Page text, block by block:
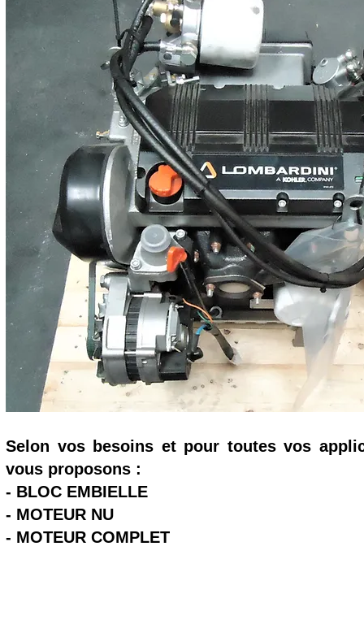
Selon vos besoins et pour toutes vos
vous proposons :
- BLOC EMBIELLE
- MOTEUR NU
- MOTEUR COMPLET